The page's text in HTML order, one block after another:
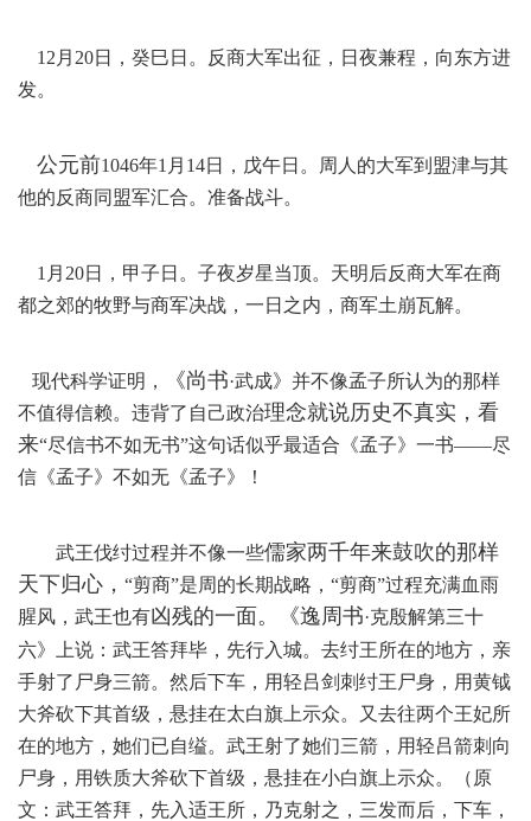
12月20日，癸巳日。反商大军出征，日夜兼程，向东方进
发。
公元前1046年1月14日，戊午日。周人的大军到盟津与其
他的反商同盟军汇合。准备战斗。
1月20日，甲子日。子夜岁星当顶。天明后反商大军在商
都之郊的牧野与商军决战，一日之内，商军土崩瓦解。
现代科学证明， 《尚书·武成》并不像孟子所认为的那样
不值得信赖。违背了自己政治理念就说历史不真实，看
来“尽信书不如无书”这句话似乎最适合《孟子》一书——尽
信《孟子》不如无《孟子》！
武王伐纣过程并不像一些儒家两千年来鼓吹的那样
天下归心， “剪商”是周的长期战略，“剪商”过程充满血雨
腥风，武王也有凶残的一面。《逸周书·克殷解第三十
六》上说：武王答拜毕，先行入城。去纣王所在的地方，亲
手射了尸身三箭。然后下车，用轻吕剑刺纣王尸身， 用黄钺
大斧砍下其首级， 悬挂在太白旗上示众。又去往两个王妃所
在的地方，她们已自缢。武王射了她们三箭，用轻吕箭刺向
尸身，用铁质大斧砍下首级，悬挂在小白旗上示众。（原
文：武王答拜，先入适王所，乃克射之，三发而后，下车，